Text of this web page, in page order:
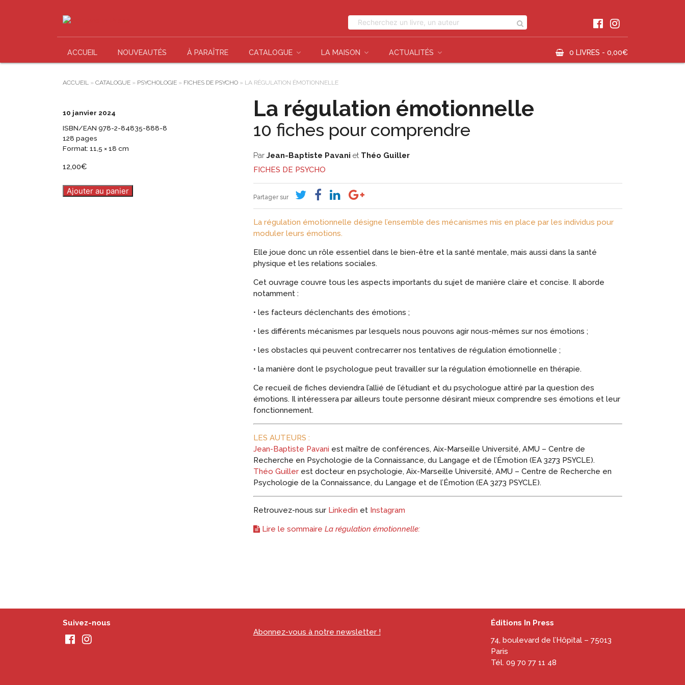
ACCUEIL NOUVEAUTÉS À PARAÎTRE CATALOGUE LA MAISON ACTUALITÉS 0 LIVRES - 0,00€
ACCUEIL »CATALOGUE » PSYCHOLOGIE » FICHES DE PSYCHO » LA RÉGULATION ÉMOTIONNELLE
10 janvier 2024
ISBN/EAN 978-2-84835-888-8
128 pages
Format: 11,5 × 18 cm
12,00€
Ajouter au panier
La régulation émotionnelle
10 fiches pour comprendre
Par Jean-Baptiste Pavani et Théo Guiller
FICHES DE PSYCHO
Partager sur
La régulation émotionnelle désigne l’ensemble des mécanismes mis en place par les individus pour
moduler leurs émotions.
Elle joue donc un rôle essentiel dans le bien-être et la santé mentale, mais aussi dans la santé
physique et les relations sociales.
Cet ouvrage couvre tous les aspects importants du sujet de manière claire et concise. Il aborde
notamment :
• les facteurs déclenchants des émotions ;
• les différents mécanismes par lesquels nous pouvons agir nous-mêmes sur nos émotions ;
• les obstacles qui peuvent contrecarrer nos tentatives de régulation émotionnelle ;
• la manière dont le psychologue peut travailler sur la régulation émotionnelle en thérapie.
Ce recueil de fiches deviendra l’allié de l’étudiant et du psychologue attiré par la question des
émotions. Il intéressera par ailleurs toute personne désirant mieux comprendre ses émotions et leur
fonctionnement.
LES AUTEURS :
Jean-Baptiste Pavani est maître de conférences, Aix-Marseille Université, AMU – Centre de
Recherche en Psychologie de la Connaissance, du Langage et de l’Émotion (EA 3273 PSYCLE).
Théo Guillerest docteur en psychologie, Aix-Marseille Université, AMU – Centre de Recherche en
Psychologie de la Connaissance, du Langage et de l’Émotion (EA 3273 PSYCLE).
Retrouvez-nous sur Linkedin et Instagram
Lire le sommaire La régulation émotionnelle:
Suivez-nous
Abonnez-vous à notre newsletter !
Éditions In Press
74, boulevard de l’Hôpital – 75013
Paris
Tél. 09 70 77 11 48